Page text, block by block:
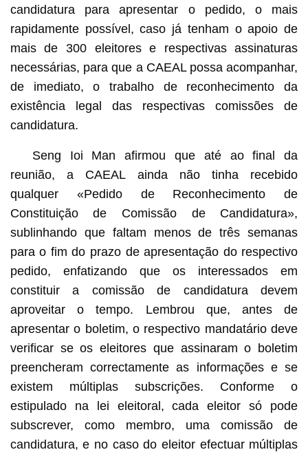
candidatura para apresentar o pedido, o mais
rapidamente possível, caso já tenham o apoio de
mais de 300 eleitores e respectivas assinaturas
necessárias, para que a CAEAL possa acompanhar,
de imediato, o trabalho de reconhecimento da
existência legal das respectivas comissões de
candidatura.
Seng Ioi Man afirmou que até ao final da
reunião, a CAEAL ainda não tinha recebido
qualquer «Pedido de Reconhecimento de
Constituição de Comissão de Candidatura»,
sublinhando que faltam menos de três semanas
para o fim do prazo de apresentação do respectivo
pedido, enfatizando que os interessados em
constituir a comissão de candidatura devem
aproveitar o tempo. Lembrou que, antes de
apresentar o boletim, o respectivo mandatário deve
verificar se os eleitores que assinaram o boletim
preencheram correctamente as informações e se
existem múltiplas subscrições. Conforme o
estipulado na lei eleitoral, cada eleitor só pode
subscrever, como membro, uma comissão de
candidatura, e no caso do eleitor efectuar múltiplas